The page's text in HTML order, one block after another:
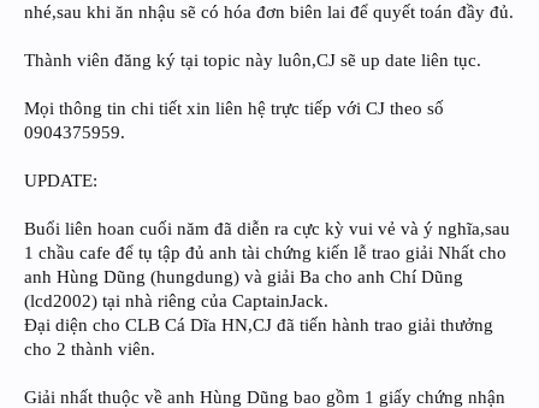
nhé,sau khi ăn nhậu sẽ có hóa đơn biên lai để quyết toán đầy đủ.
Thành viên đăng ký tại topic này luôn,CJ sẽ up date liên tục.
Mọi thông tin chi tiết xin liên hệ trực tiếp với CJ theo số
0904375959.
UPDATE:
Buổi liên hoan cuối năm đã diễn ra cực kỳ vui vẻ và ý nghĩa,sau
1 chầu cafe để tụ tập đủ anh tài chứng kiến lễ trao giải Nhất cho
anh Hùng Dũng (hungdung) và giải Ba cho anh Chí Dũng
(lcd2002) tại nhà riêng của CaptainJack.
Đại diện cho CLB Cá Dĩa HN,CJ đã tiến hành trao giải thưởng
cho 2 thành viên.
Giải nhất thuộc về anh Hùng Dũng bao gồm 1 giấy chứng nhận